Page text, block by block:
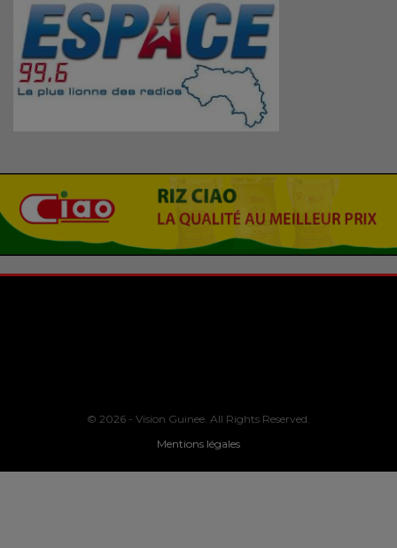
© 2026 - Vision Guinee. All Rights Reserved.
Mentions légales